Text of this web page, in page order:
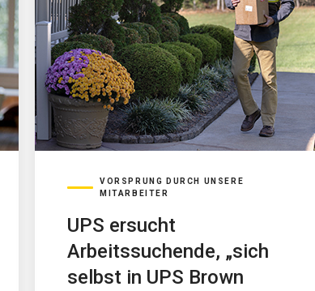
VORSPRUNG DURCH UNSERE
MITARBEITER
UPS ersucht
Arbeitssuchende, „sich
selbst in UPS Brown